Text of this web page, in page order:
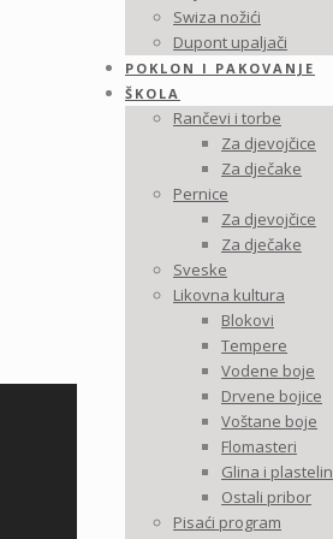
Swiza nožići
Dupont upaljači
POKLON I PAKOVANJE
ŠKOLA
Rančevi i torbe
Za djevojčice
Za dječake
Pernice
Za djevojčice
Za dječake
Sveske
Likovna kultura
Blokovi
Tempere
Vodene boje
Drvene bojice
Voštane boje
Flomasteri
Glina i plastelin
Ostali pribor
Pisaći program